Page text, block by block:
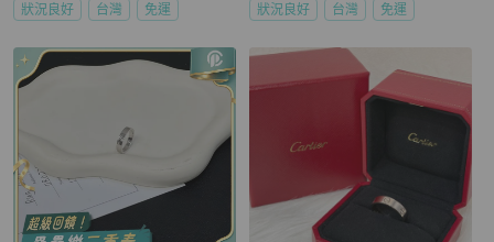
狀況良好 台灣 免運 狀況良好 台灣 免運